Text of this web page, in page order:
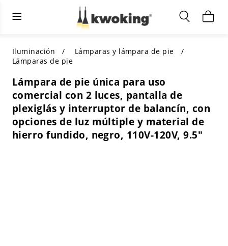
Muebles de sala de estar
TODOS LOS MUEBLES DE SALÓN
SELECCIONES DESTACADAS
COMPRAR POR ESTILO
Comprar por características
Iluminación interior
Comprar por categoría
COMPRAR POR ESTILO
Shop by Colors
COMPRAR POR DISEÑO
Iluminación exterior
TODA LA ILUMINACIÓN PARA
OTROS ESPACIOS
COMPRAR POR CATEGORÍA
COMPRAR POR ESTILO
Iluminación
Lámparas y lámpara de pie
Lámparas de pie
Lámpara de pie única para uso
comercial con 2 luces, pantalla de
plexiglás y interruptor de balancín, con
opciones de luz múltiple y material de
hierro fundido, negro, 110V-120V, 9.5"